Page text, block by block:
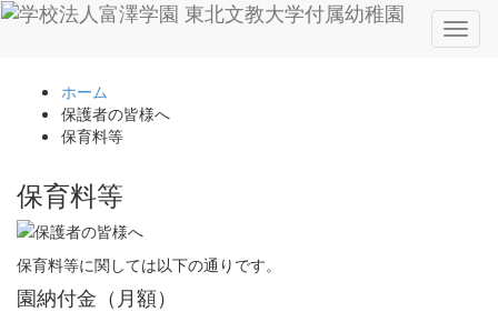
ホーム
保護者の皆様へ
保育料等
保育料等
保育料等に関しては以下の通りです。
園納付金（月額）